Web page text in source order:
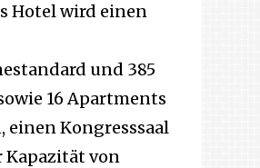
Hotel wird einen
und 385
16 Apartments
einen Kongresssaal
von